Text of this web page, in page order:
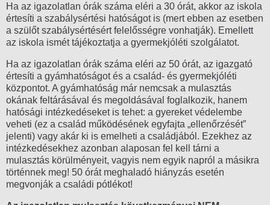
Ha az igazolatlan órák száma eléri a 30 órát, akkor az iskola
értesíti a szabálysértési hatóságot is (mert ebben az esetben
a szülőt szabálysértésért felelősségre vonhatják). Emellett
az iskola ismét tájékoztatja a gyermekjóléti szolgálatot.
Ha az igazolatlan órák száma eléri az 50 órát, az igazgató
értesíti a gyámhatóságot és a család- és gyermekjóléti
központot. A gyámhatóság már nemcsak a mulasztás
okának feltárásával és megoldásával foglalkozik, hanem
hatósági intézkedéseket is tehet: a gyereket védelembe
veheti (ez a család működésének egyfajta „ellenőrzését”
jelenti) vagy akár ki is emelheti a családjából. Ezekhez az
intézkedésekhez azonban alaposan fel kell tárni a
mulasztás körülményeit, vagyis nem egyik napról a másikra
történnek meg! 50 órát meghaladó hiányzás esetén
megvonják a családi pótlékot!